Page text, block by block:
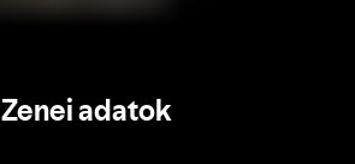
Zenei adatok